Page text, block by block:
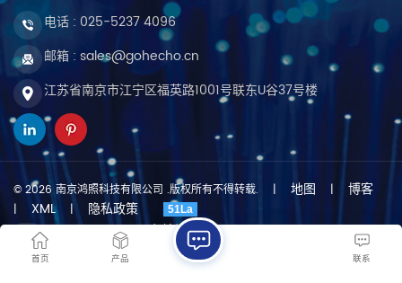
电话 : 025-5237 4096
邮箱 : sales@gohecho.cn
江苏省南京市江宁区福英路1001号联东U谷37号楼
© 2026 南京鸿照科技有限公司 .版权所有不得转载. | 地图 | 博客
| XML | 隐私政策 51La
支持IPv6网络 友情链接 : dyyseo.com
首页 产品 联系